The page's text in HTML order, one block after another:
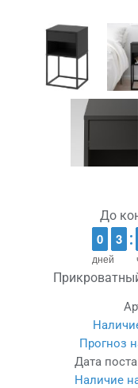
До
дней
9
9
0
0 2
2
3
3
Прогноз
Дата
Наличие